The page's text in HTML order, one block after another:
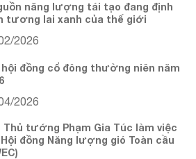
năng lượng tái tạo đang định
tương lai xanh của thế giới
2026
đồng cổ đông thường niên năm
2026
Thủ tướng Phạm Gia Túc làm việc
đồng Năng lượng gió Toàn cầu